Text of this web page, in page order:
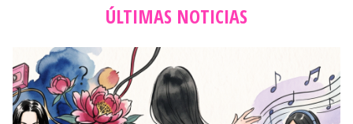
ÚLTIMAS NOTICIAS